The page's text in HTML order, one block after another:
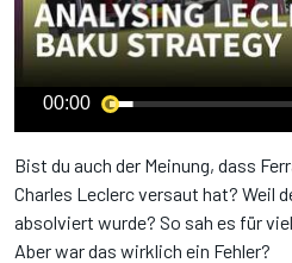
00:00
Bist du auch der Meinung, dass
Charles Leclerc versaut hat? Weil
absolviert wurde? So sah es für
Aber war das wirklich ein Fehler?